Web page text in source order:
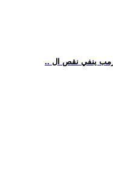
ترمب ينفي نقص ال